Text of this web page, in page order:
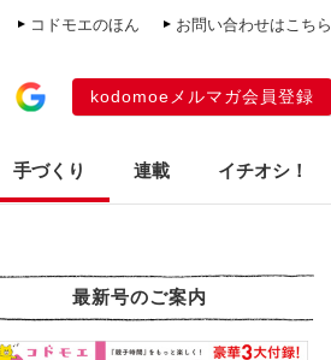
コドモエのほん お問い合わせはこちら
kodomoeメルマガ会員登録
手づくり 連載 イチオシ！
最新号のご案内